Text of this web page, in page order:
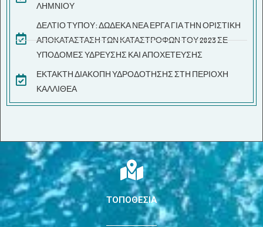
ΛΗΜΝΙΟΥ
ΔΕΛΤΙΟ ΤΥΠΟΥ: ΔΩΔΕΚΑ ΝΕΑ ΕΡΓΑ ΓΙΑ ΤΗΝ ΟΡΙΣΤΙΚΗ
ΑΠΟΚΑΤΑΣΤΑΣΗ ΤΩΝ ΚΑΤΑΣΤΡΟΦΩΝ ΤΟΥ 2023 ΣΕ
ΥΠΟΔΟΜΕΣ ΥΔΡΕΥΣΗΣ ΚΑΙ ΑΠΟΧΕΤΕΥΣΗΣ
ΕΚΤΑΚΤΗ ΔΙΑΚΟΠΗ ΥΔΡΟΔΟΤΗΣΗΣ ΣΤΗ ΠΕΡΙΟΧΗ
ΚΑΛΛΙΘΕΑ
ΤΟΠΟΘΕΣΙΑ